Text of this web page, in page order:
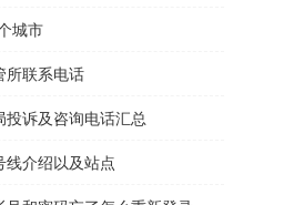
城市
所联系电话
投诉及咨询电话汇总
线介绍以及站点